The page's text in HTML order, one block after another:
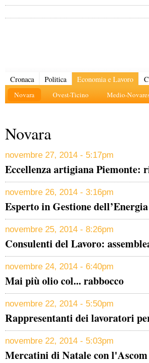
Cronaca Politica Economia e Lavoro
Novara Ovest-Ticino Medio-
Novara
novembre 27, 2014 - 5:17pm
Eccellenza artigiana Piemonte:
novembre 26, 2014 - 3:16pm
Esperto in Gestione dell’Energia
novembre 25, 2014 - 8:26pm
Consulenti del Lavoro:
novembre 24, 2014 - 6:40pm
Mai più olio col... rabbocco
novembre 22, 2014 - 5:50pm
Rappresentanti dei lavoratori
novembre 22, 2014 - 5:03pm
Mercatini di Natale con l'Ascom